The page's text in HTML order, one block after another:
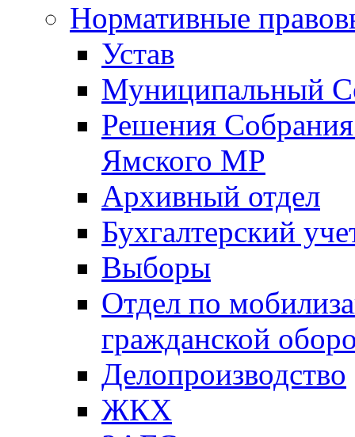
Нормативные
Устав
Муниципальный
Решения
Ямского МР
Архивный отдел
Бухгалтерский
Выборы
Отдел по
гражданской
Делопроизводство
ЖКХ